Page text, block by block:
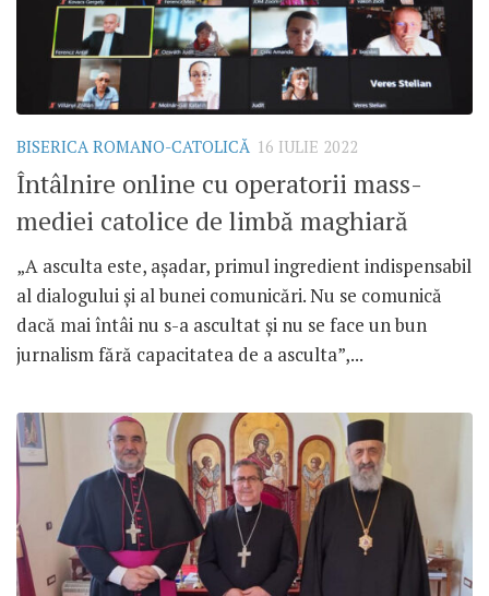
BISERICA ROMANO-CATOLICĂ 16 IULIE 2022
Întâlnire online cu operatorii mass-
mediei catolice de limbă maghiară
„A asculta este, așadar, primul ingredient indispensabil
al dialogului și al bunei comunicări. Nu se comunică
dacă mai întâi nu s-a ascultat și nu se face un bun
jurnalism fără capacitatea de a asculta”,...